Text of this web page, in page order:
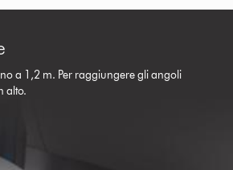
a 1,2 m. Per raggiungere gli angoli
alto.